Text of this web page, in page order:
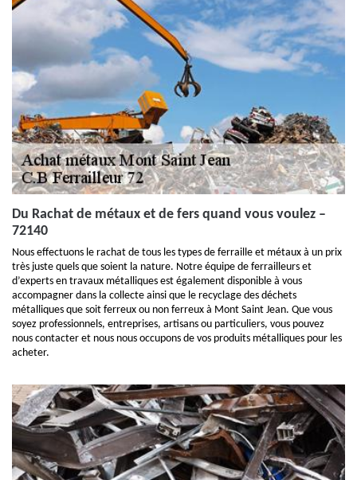
Du Rachat de métaux et de fers quand vous voulez –
72140
Nous effectuons le rachat de tous les types de ferraille et métaux à un prix
très juste quels que soient la nature. Notre équipe de ferrailleurs et
d’experts en travaux métalliques est également disponible à vous
accompagner dans la collecte ainsi que le recyclage des déchets
métalliques que soit ferreux ou non ferreux à Mont Saint Jean. Que vous
soyez professionnels, entreprises, artisans ou particuliers, vous pouvez
nous contacter et nous nous occupons de vos produits métalliques pour les
acheter.